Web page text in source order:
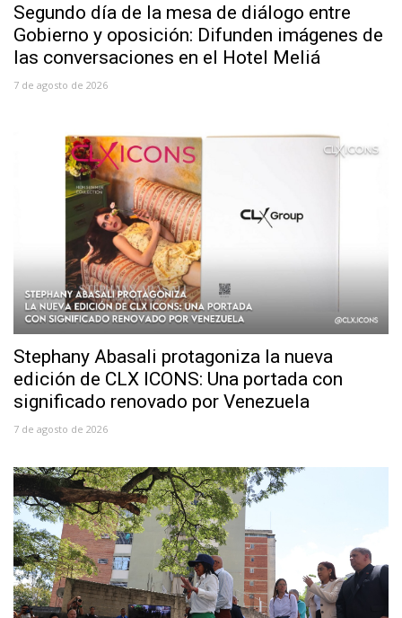
Segundo día de la mesa de diálogo entre
Gobierno y oposición: Difunden imágenes de
las conversaciones en el Hotel Meliá
7 de agosto de 2026
Stephany Abasali protagoniza la nueva
edición de CLX ICONS: Una portada con
significado renovado por Venezuela
7 de agosto de 2026